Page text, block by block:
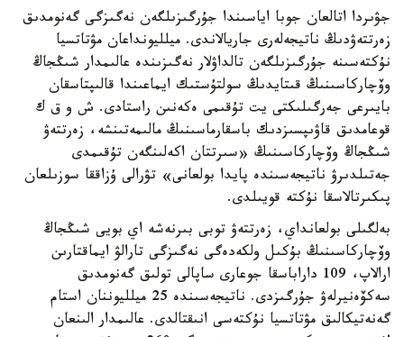
جۋىردا اتالعان جوبا اياسىندا جۇرگىزىلگەن نەگىزگى گەنومدىق
زەرتتەۋدىڭ ناتيجەلەرى جاريالاندى. ميلليونداعان مۋتاتسيا
نۇكتەسىنە جۇرگىزىلگەن تالداۋلار نەگىزىندە عالىمدار شىڭجاڭ
وۆچاركاسىنىڭ قىتايدىڭ سولتۇستىك ايماعىندا قالىپتاسقان
بايىرعى جەرگىلىكتى يت تۇقىمى ەكەنىن راستادى. ش و ق ك
قوعامدىق قاۋىپسىزدىك باسقارماسىنىڭ مالىمەتىنشە، زەرتتەۋ
شىڭجاڭ وۆچاركاسىنىڭ «سىرتتان اكەلىنگەن تۇقىمدى
جەتىلدىرۋ ناتيجەسىندە پايدا بولعانى» تۋرالى ۇزاققا سوزىلعان
پىكىرتالاسقا نۇكتە قويىلدى.
بەلگىلى بولعانداي، زەرتتەۋ توبى بىرنەشە اي بويى شىڭجاڭ
وۆچاركاسىنىڭ بۇكىل ولكەدەگى نەگىزگى تارالۋ ايماقتارىن
ارالاپ، 109 داراباسقا جوعارى ساپالى تولىق گەنومدىق
سەكۆەنيرلەۋ جۇرگىزدى. ناتيجەسىندە 25 ميلليوننان استام
گەنەتيكالىق مۋتاتسيا نۇكتەسى انىقتالدى. عالىمدار الىنعان